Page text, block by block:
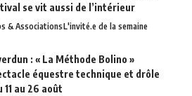
se vit aussi de l’intérieur
& AssociationsL'invité.e de la semaine
: « La Méthode Bolino »
équestre technique et drôle
11 au 26 août